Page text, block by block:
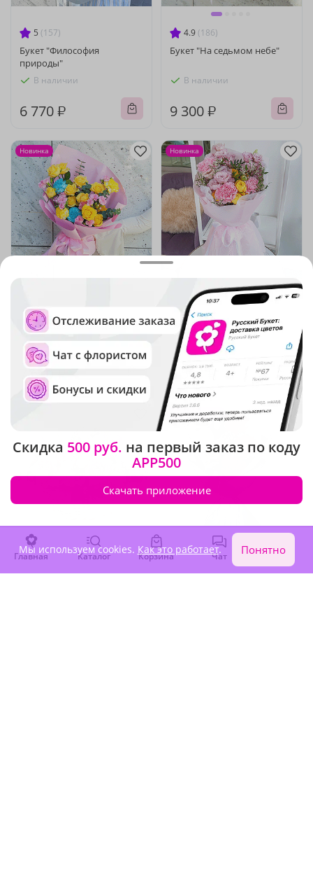
5 (157)
Букет "Философия
природы"
В наличии
6 770 ₽
4.9 (186)
Букет "На седьмом небе"
В наличии
9 300 ₽
5(174)
Букет "Цветочный драйв"
В наличии
7 610 ₽
Новинка
4.6
Букет "Новое начало"
В наличии
6 590 ₽
Новинка
Крупный бутон
Главная Каталог Корзина Чат Войти
Скидка 500 руб. на первый заказ по коду
APP500
Скачать приложение
Мы используем cookies. Как это работает. Понятно